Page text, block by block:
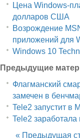
Цена Windows-
долларов США
Возрождение
приложений для
Windows 10
Предыдущие
Флагманский
замечен в
Tele2 запустит в
Tele2
« Предыдущая